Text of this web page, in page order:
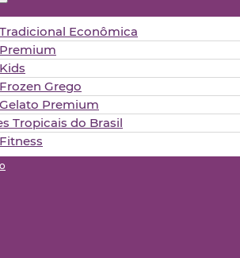
Econômica
Grego
Premium
Tropicais do Brasil